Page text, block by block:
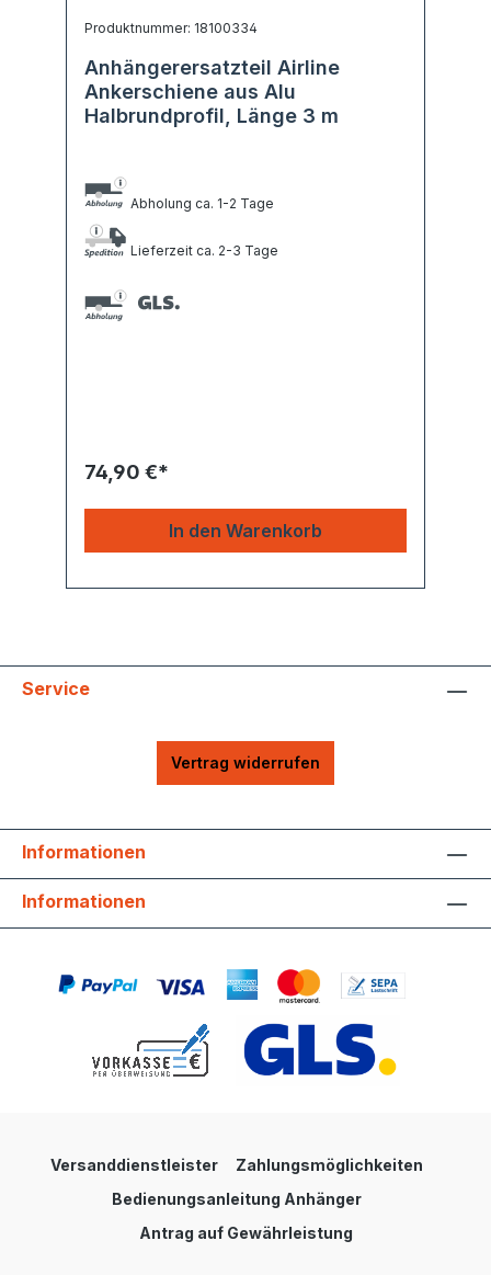
Produktnummer: 18100334
Anhängerersatzteil Airline
Ankerschiene aus Alu
Halbrundprofil, Länge 3 m
Abholung ca. 1-2 Tage
Lieferzeit ca. 2-3 Tage
74,90 €*
In den Warenkorb
Service
Vertrag widerrufen
Informationen
Informationen
Versanddienstleister
Zahlungsmöglichkeiten
Bedienungsanleitung Anhänger
Antrag auf Gewährleistung